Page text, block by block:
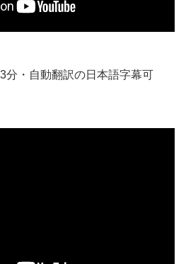
分・自動翻訳の日本語字幕可